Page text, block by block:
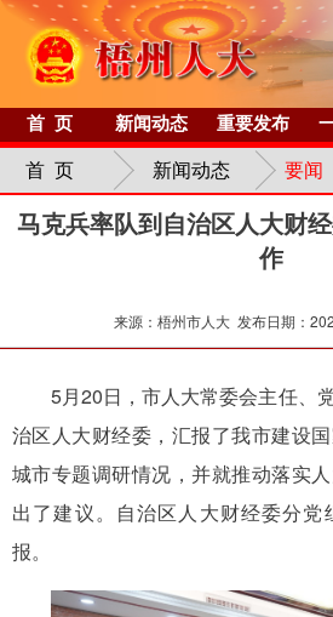
首 页 新闻动态 重要发布
首 页 新闻动态 要闻
马克兵率队到自治区人大财
作
来源：梧州市人大 发布日期：
5月20日，市人大常委会主任、
治区人大财经委，汇报了我市建设
城市专题调研情况，并就推动落实
出了建议。自治区人大财经委分党
报。